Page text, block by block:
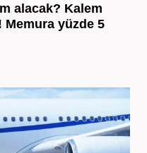
alacak? Kalem
yüzde 5